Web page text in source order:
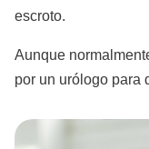
escroto.
Aunque
por un urólogo para